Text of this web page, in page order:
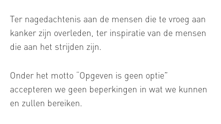
Ter nagedachtenis aan de mensen die te vroeg aan
kanker zijn overleden, ter inspiratie van de mensen
die aan het strijden zijn.
Onder het motto “Opgeven is geen optie”
accepteren we geen beperkingen in wat we kunnen
en zullen bereiken.